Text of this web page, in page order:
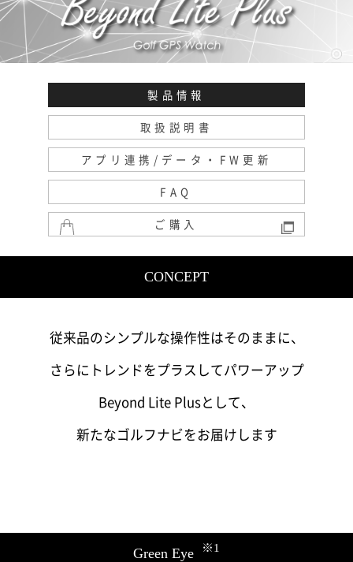
製品情報
取扱説明書
アプリ連携/データ・FW更新
FAQ
ご購入
CONCEPT
従来品のシンプルな操作性はそのままに、
さらにトレンドをプラスしてパワーアップ
Beyond Lite Plusとして、
新たなゴルフナビをお届けします
Green Eye ※1